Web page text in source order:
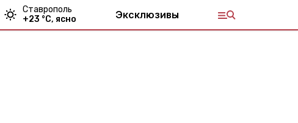
Ставрополь
+23 °С, ясно Эксклюзивы